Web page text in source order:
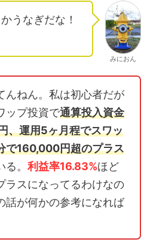
うなぎだな！
みにおん
んねん。私は初心者だが
ップ投資で通算投入資金
、運用5ヶ月程でスワッ
で160,000円超のプラス
。 利益率16.83%ほど
ラスになってるわけなの
話が何かの参考になれば